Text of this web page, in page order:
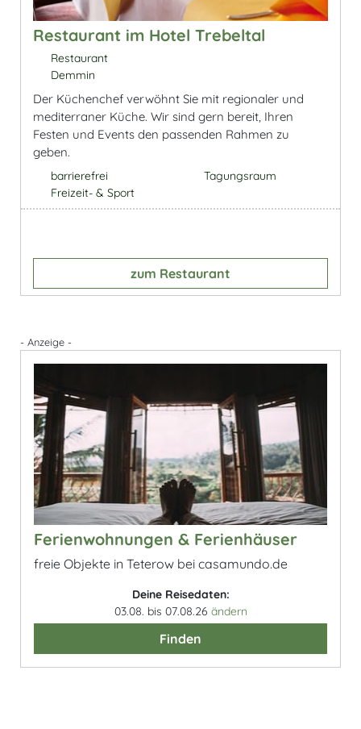
Restaurant im Hotel Trebeltal
Restaurant
Demmin
Der Küchenchef verwöhnt Sie mit regionaler und
mediterraner Küche. Wir sind gern bereit, Ihren
Festen und Events den passenden Rahmen zu
geben.
barrierefrei
Freizeit- & Sport
Tagungsraum
zum Restaurant
- Anzeige -
Ferienwohnungen & Ferienhäuser
freie Objekte in Teterow bei casamundo.de
Deine Reisedaten:
03.08. bis 07.08.26 ändern
Finden